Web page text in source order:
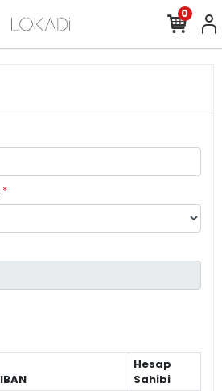
0
*
IBAN
Hesap
Sahibi